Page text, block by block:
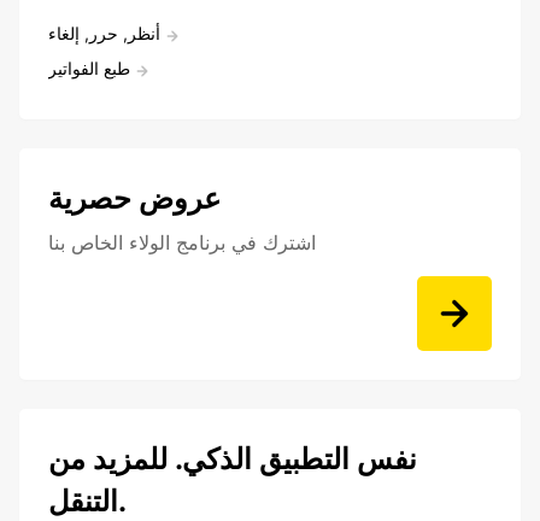
أنظر, حرر, إلغاء
طبع الفواتير
عروض حصرية
اشترك في برنامج الولاء الخاص بنا
نفس التطبيق الذكي. للمزيد من
التنقل.